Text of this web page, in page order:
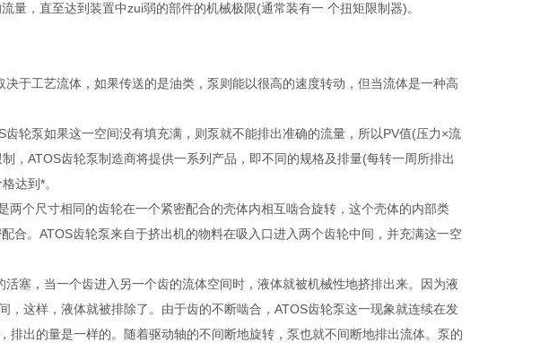
量，直至达到装置中zui弱的部件的机械极限(通常装有一 个扭矩限制器)。
于工艺流体，如果传送的是油类，泵则能以很高的速度转动，但当流体是一种高
轮泵如果这一空间没有填充满，则泵就不能排出准确的流量，所以PV值(压力×流
，ATOS齿轮泵制造商将提供一系列产品，即不同的规格及排量(每转一周所排出
达到*。
个尺寸相同的齿轮在一个紧密配合的壳体内相互啮合旋转，这个壳体的内部类
合。ATOS齿轮泵来自于挤出机的物料在吸入口进入两个齿轮中间，并充满这一空
塞，当一个齿进入另一个齿的流体空间时，液体就被机械性地挤排出来。因为液
这样，液体就被排除了。由于齿的不断啮合，ATOS齿轮泵这一现象就连续在发
出的量是一样的。随着驱动轴的不间断地旋转，泵也就不间断地排出流体。泵的